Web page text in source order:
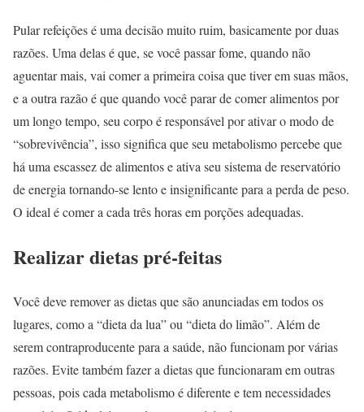
Pular refeições é uma decisão muito ruim, basicamente por duas
razões. Uma delas é que, se você passar fome, quando não
aguentar mais, vai comer a primeira coisa que tiver em suas mãos,
e a outra razão é que quando você parar de comer alimentos por
um longo tempo, seu corpo é responsável por ativar o modo de
“sobrevivência”, isso significa que seu metabolismo percebe que
há uma escassez de alimentos e ativa seu sistema de reservatório
de energia tornando-se lento e insignificante para a perda de peso.
O ideal é comer a cada três horas em porções adequadas.
Realizar dietas pré-feitas
Você deve remover as dietas que são anunciadas em todos os
lugares, como a “dieta da lua” ou “dieta do limão”. Além de
serem contraproducente para a saúde, não funcionam por várias
razões. Evite também fazer a dietas que funcionaram em outras
pessoas, pois cada metabolismo é diferente e tem necessidades